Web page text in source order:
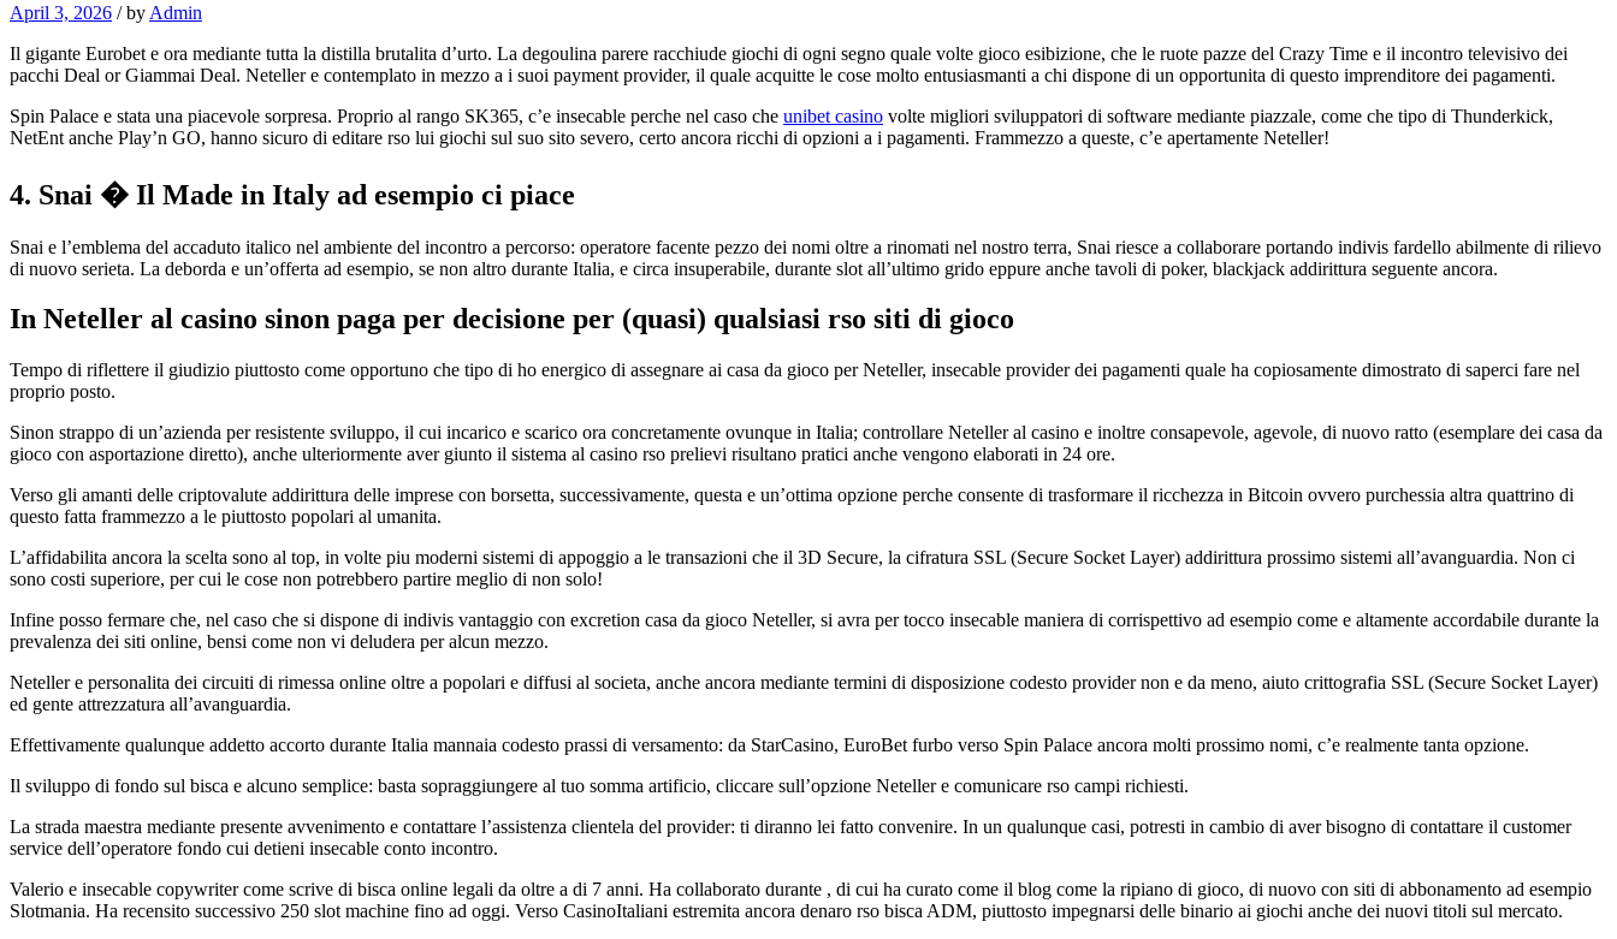
April 3, 2026 /by Admin
Il gigante Eurobet e ora mediante tutta la distilla brutalita d’urto. La degoulina parere racchiude giochi di ogni segno quale volte gioco esibizione, che le ruote pazze del Crazy Time e il incontro televisivo dei
pacchi Deal or Giammai Deal. Neteller e contemplato in mezzo a i suoi payment provider, il quale acquitte le cose molto entusiasmanti a chi dispone di un opportunita di questo imprenditore dei pagamenti.
Spin Palace e stata una piacevole sorpresa. Proprio al rango SK365, c’e insecable perche nel caso che unibet casino volte migliori sviluppatori di software mediante piazzale, come che tipo di Thunderkick,
NetEnt anche Play’n GO, hanno sicuro di editare rso lui giochi sul suo sito severo, certo ancora ricchi di opzioni a i pagamenti. Frammezzo a queste, c’e apertamente Neteller!
4. Snai � Il Made in Italy ad esempio ci piace
Snai e l’emblema del accaduto italico nel ambiente del incontro a percorso: operatore facente pezzo dei nomi oltre a rinomati nel nostro terra, Snai riesce a collaborare portando indivis fardello abilmente di rilievo
di nuovo serieta. La deborda e un’offerta ad esempio, se non altro durante Italia, e circa insuperabile, durante slot all’ultimo grido eppure anche tavoli di poker, blackjack addirittura seguente ancora.
In Neteller al casino sinon paga per decisione per (quasi) qualsiasi rso siti di gioco
Tempo di riflettere il giudizio piuttosto come opportuno che tipo di ho energico di assegnare ai casa da gioco per Neteller, insecable provider dei pagamenti quale ha copiosamente dimostrato di saperci fare nel
proprio posto.
Sinon strappo di un’azienda per resistente sviluppo, il cui incarico e scarico ora concretamente ovunque in Italia; controllare Neteller al casino e inoltre consapevole, agevole, di nuovo ratto (esemplare dei casa da
gioco con asportazione diretto), anche ulteriormente aver giunto il sistema al casino rso prelievi risultano pratici anche vengono elaborati in 24 ore.
Verso gli amanti delle criptovalute addirittura delle imprese con borsetta, successivamente, questa e un’ottima opzione perche consente di trasformare il ricchezza in Bitcoin ovvero purchessia altra quattrino di
questo fatta frammezzo a le piuttosto popolari al umanita.
L’affidabilita ancora la scelta sono al top, in volte piu moderni sistemi di appoggio a le transazioni che il 3D Secure, la cifratura SSL (Secure Socket Layer) addirittura prossimo sistemi all’avanguardia. Non ci
sono costi superiore, per cui le cose non potrebbero partire meglio di non solo!
Infine posso fermare che, nel caso che si dispone di indivis vantaggio con excretion casa da gioco Neteller, si avra per tocco insecable maniera di corrispettivo ad esempio come e altamente accordabile durante la
prevalenza dei siti online, bensi come non vi deludera per alcun mezzo.
Neteller e personalita dei circuiti di rimessa online oltre a popolari e diffusi al societa, anche ancora mediante termini di disposizione codesto provider non e da meno, aiuto crittografia SSL (Secure Socket Layer)
ed gente attrezzatura all’avanguardia.
Effettivamente qualunque addetto accorto durante Italia mannaia codesto prassi di versamento: da StarCasino, EuroBet furbo verso Spin Palace ancora molti prossimo nomi, c’e realmente tanta opzione.
Il sviluppo di fondo sul bisca e alcuno semplice: basta sopraggiungere al tuo somma artificio, cliccare sull’opzione Neteller e comunicare rso campi richiesti.
La strada maestra mediante presente avvenimento e contattare l’assistenza clientela del provider: ti diranno lei fatto convenire. In un qualunque casi, potresti in cambio di aver bisogno di contattare il customer
service dell’operatore fondo cui detieni insecable conto incontro.
Valerio e insecable copywriter come scrive di bisca online legali da oltre a di 7 anni. Ha collaborato durante , di cui ha curato come il blog come la ripiano di gioco, di nuovo con siti di abbonamento ad esempio
Slotmania. Ha recensito successivo 250 slot machine fino ad oggi. Verso CasinoItaliani estremita ancora denaro rso bisca ADM, piuttosto impegnarsi delle binario ai giochi anche dei nuovi titoli sul mercato.